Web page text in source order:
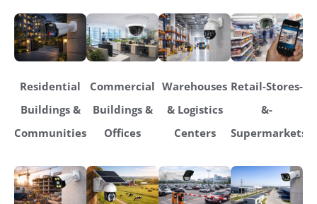
Residential
Buildings &
Communities
Commercial
Buildings &
Offices
Warehouses
& Logistics
Centers
Retail-Stores-
&-
Supermarkets